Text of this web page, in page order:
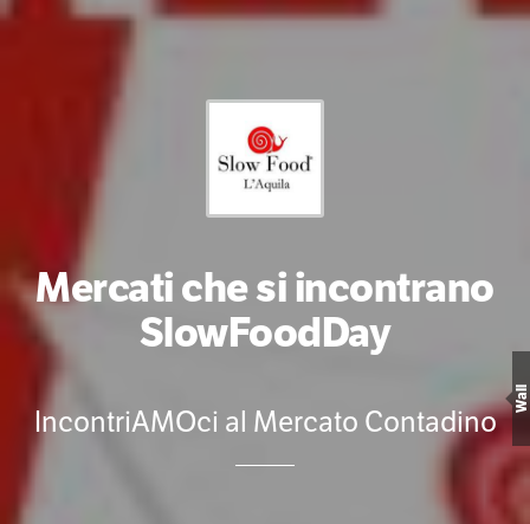
Mercati che si incontrano
SlowFoodDay
IncontriAMOci al Mercato Contadino
Wall